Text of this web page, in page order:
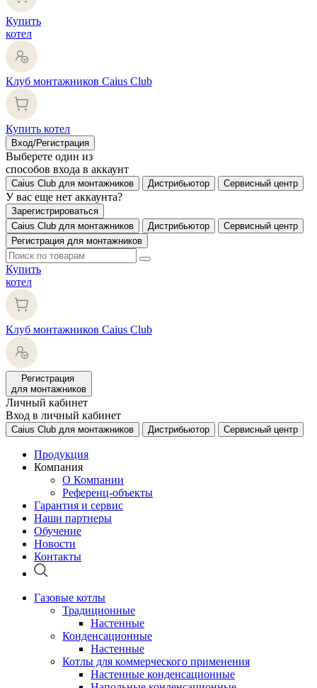
Купить
котел
Клуб монтажников Caius Club
Купить котел
Вход/Регистрация
Выберете один из
способов входа в аккаунт
Caius Club для монтажников Дистрибьютор Сервисный центр
У вас еще нет аккаунта?
Зарегистрироваться
Caius Club для монтажников
Дистрибьютор
Сервисный центр
Регистрация для монтажников
Купить
котел
Клуб монтажников Caius Club
Регистрация
для монтажников
Личный кабинет
Вход в личный кабинет
Caius Club для монтажников Дистрибьютор Сервисный центр
Продукция
Компания
О Компании
Референц-объекты
Гарантия и сервис
Наши партнеры
Обучение
Новости
Контакты
Газовые котлы
Традиционные
Настенные
Конденсационные
Настенные
Котлы для коммерческого применения
Настенные конденсационные